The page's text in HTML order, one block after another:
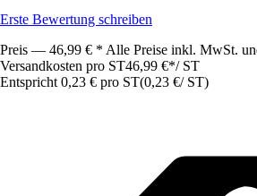
Erste Bewertung schreiben
Preis — 46,99 € * Alle Preise inkl. MwSt.
Versandkosten pro ST46,99 €*/ ST
Entspricht 0,23 € pro ST(0,23 €/ ST)